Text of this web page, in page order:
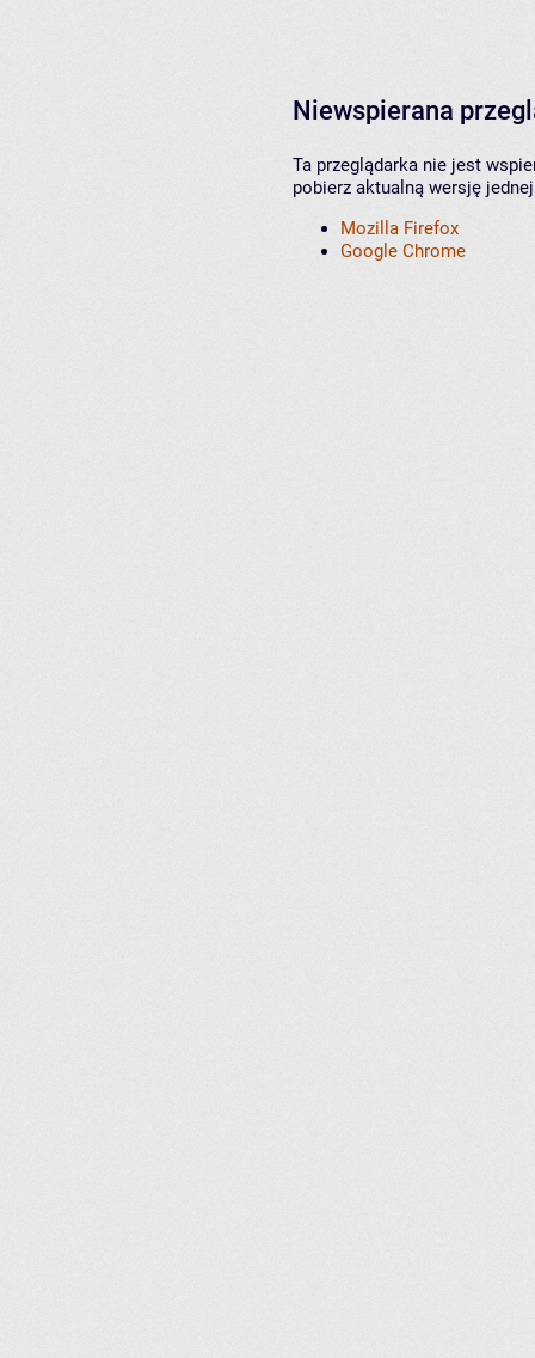
Niewspierana
Ta przeglądarka nie jest
pobierz aktualną wersję
Mozilla Firefox
Google Chrome